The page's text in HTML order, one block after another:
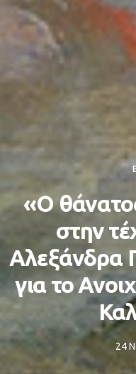
«Ο
στην
Αλεξάνδρα
για το
24